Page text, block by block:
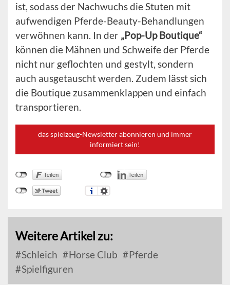
ist, sodass der Nachwuchs die Stuten mit
aufwendigen Pferde-Beauty-Behandlungen
verwöhnen kann. In der „Pop-Up Boutique“
können die Mähnen und Schweife der Pferde
nicht nur geflochten und gestylt, sondern
auch ausgetauscht werden. Zudem lässt sich
die Boutique zusammenklappen und einfach
transportieren.
das spielzeug-Newsletter abonnieren und immer
informiert sein!
Weitere Artikel zu:
Schleich Horse Club
Pferde
Spielfiguren